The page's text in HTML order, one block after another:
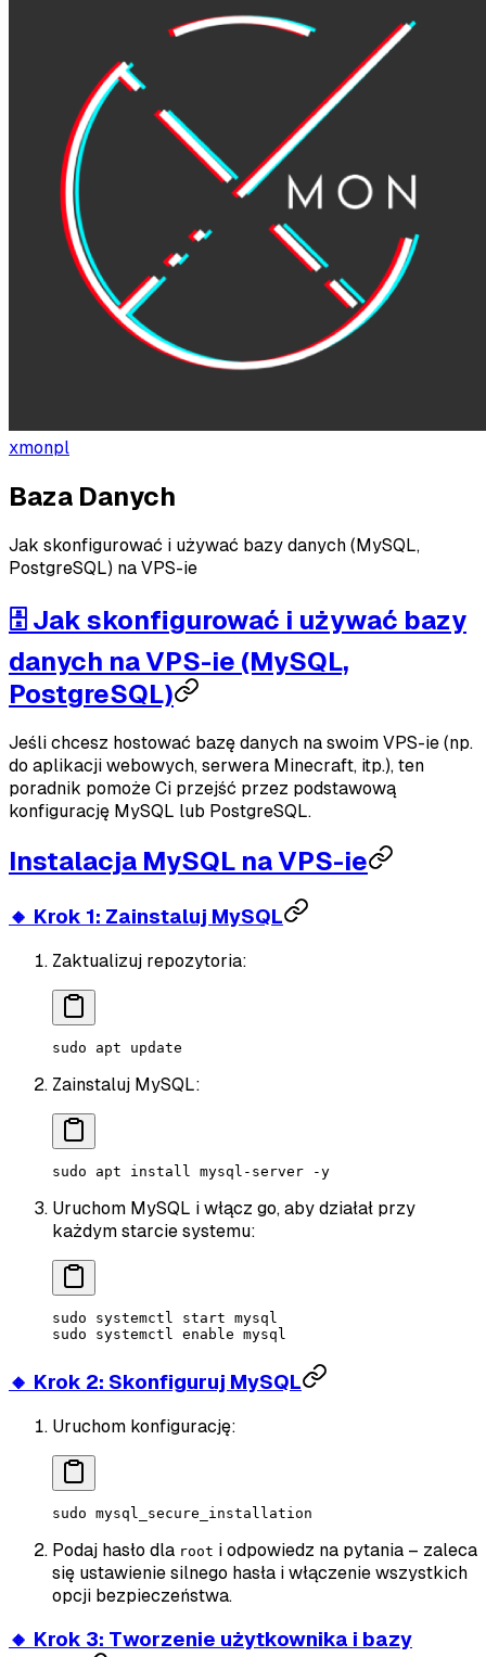
xmonpl
Baza Danych
Jak skonfigurować i używać bazy danych (MySQL,
PostgreSQL) na VPS-ie
🗄️ Jak skonfigurować i używać bazy
danych na VPS-ie (MySQL,
PostgreSQL)
Jeśli chcesz hostować bazę danych na swoim VPS-ie (np.
do aplikacji webowych, serwera Minecraft, itp.), ten
poradnik pomoże Ci przejść przez podstawową
konfigurację MySQL lub PostgreSQL.
Instalacja MySQL na VPS-ie
🔸 Krok 1: Zainstaluj MySQL
Zaktualizuj repozytoria:
sudo apt update
Zainstaluj MySQL:
sudo apt install mysql-server -y
Uruchom MySQL i włącz go, aby działał przy
każdym starcie systemu:
sudo systemctl start mysql
sudo systemctl enable mysql
🔸 Krok 2: Skonfiguruj MySQL
Uruchom konfigurację:
sudo mysql_secure_installation
Podaj hasło dla root i odpowiedz na pytania – zaleca
się ustawienie silnego hasła i włączenie wszystkich
opcji bezpieczeństwa.
🔸 Krok 3: Tworzenie użytkownika i bazy